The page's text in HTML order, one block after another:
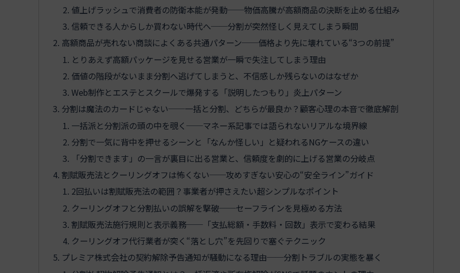
値上げラッシュで消費者の防衛本能が発動──物価高騰が高額商品の決断を止める仕組み
信頼できる人からしか買わない時代へ──分割が突然怪しく見えてしまう瞬間
高額商品が売れない商談によくある共通パターン──価格より先に壊れている“3つの前提”
とりあえず高額パッケージを見せる営業が一瞬で失注してしまう理由
価値の階段がないまま分割へ逃げてしまうと、不信感しか残らないのはなぜか
Web制作とエステとスクールで爆発する「説明したつもり」炎上パターン
分割は魔法のカードじゃない──一括と分割、どちらが最良か？顧客心理の本音で徹底解剖
一括派と分割派の頭の中を覗く──マネー系記事では語られないリアルな境界線
分割で一気に背中を押せるシーンと「なんか怪しい」と疑われるNGケースの違い
「分割できます」の一言が裏目に出る営業と、信頼度を劇的に上げる営業の分岐点
割賦販売法とクーリングオフは怖くない──攻めすぎない安心の“安全ライン”ガイド
2回払いは割賦販売法の範囲？事業者が押さえたい超シンプルなポイント
クーリングオフと分割払いの誤解を撃破──セーフラインを見極める方法
割賦販売法施行規則と表示義務──「支払総額・手数料・回数」表示で変わる結果
クーリングオフ代行業者が突く“落とし穴”を先回りで塞ぐテクニック
プレミア株式会社の契約解除予告通知が騒動になる理由──分割トラブルの実態を暴く